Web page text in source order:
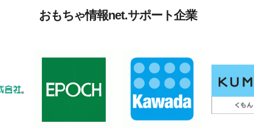
おもちゃ情報net.サポート企業